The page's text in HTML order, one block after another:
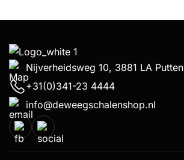
Nijverheidsweg 10, 3881 LA Putten
+31(0)341-23 4444
info@deweegschalenshop.nl